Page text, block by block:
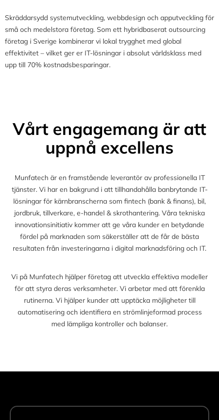
Skräddarsydd systemutveckling, webbdesign och apputveckling för
små och medelstora företag. Som ett hybridbaserat outsourcing
företag i Sverige kombinerar vi lokal trygghet med global
effektivitet – vilket ger er IT-lösningar i absolut världsklass med
upp till 70% kostnadsbesparingar.
Vårt engagemang är att
uppnå excellens
Munfatech är en framstående leverantör av professionella IT
tjänster. Vi har en bakgrund i att tillhandahålla banbrytande IT-
lösningar för kärnbranscherna som fintech (bank & finans), bil,
jordbruk, tillverkare, e-handel & skrothantering. Våra tekniska
innovationsinitiativ kommer att ge våra kunder en betydande
fördel på marknaden som säkerställer att de får de bästa
resultaten från investeringarna i digital marknadsföring och IT.
Vi på Munfatech hjälper företag att utveckla effektiva modeller
för att styra deras verksamheter. Vi arbetar med att förenkla
rutinerna. Vi hjälper kunder att upptäcka möjligheter till
automatisering och identifiera en strömlinjeformad process
med lämpliga kontroller och balanser.